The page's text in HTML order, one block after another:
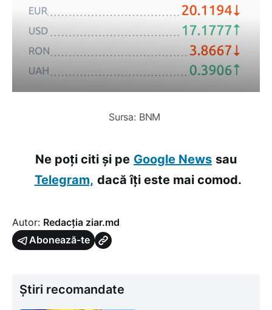
Sursa: BNM
Ne poți citi și pe Google News sau
Telegram, dacă îți este mai comod.
Autor: Redacția ziar.md
Abonează-te
Știri recomandate